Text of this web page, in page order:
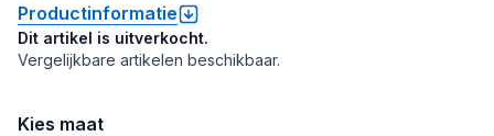
Productinformatie
Dit artikel is uitverkocht.
Vergelijkbare artikelen beschikbaar.
Kies maat